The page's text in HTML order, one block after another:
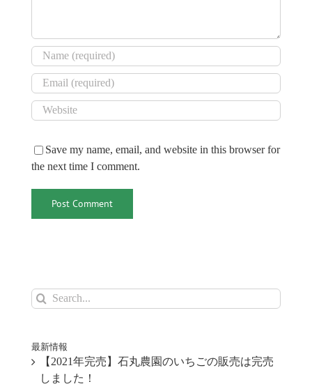
Save my name, email, and website in this browser for
the next time I comment.
Search
for:
最新情報
【2021年完売】石丸農園のいちごの販売は完売
しました！